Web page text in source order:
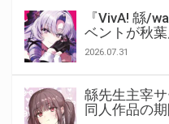
『VivA! 緜/
ベントが秋
2026.07.31
緜先生主宰
同人作品の